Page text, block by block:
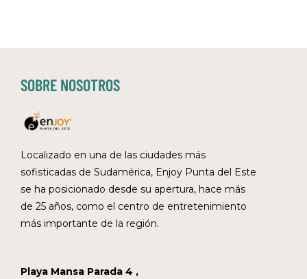
SOBRE NOSOTROS
Localizado en una de las ciudades más
sofisticadas de Sudamérica, Enjoy Punta del Este
se ha posicionado desde su apertura, hace más
de 25 años, como el centro de entretenimiento
más importante de la región.
Playa Mansa Parada 4 ,